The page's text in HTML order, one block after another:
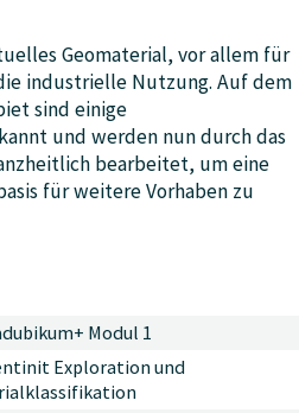
Geomaterial, vor allem für
industrielle Nutzung. Auf dem
sind einige
und werden nun durch das
bearbeitet, um eine
für weitere Vorhaben zu
Modul 1
Exploration und